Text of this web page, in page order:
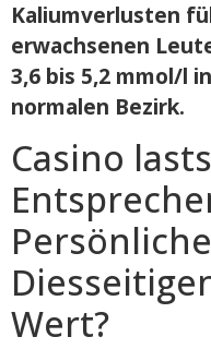
Kaliumverlusten
erwachsenen
3,6 bis 5,2 mmol/l
normalen Bezirk.
Casino
Wert?